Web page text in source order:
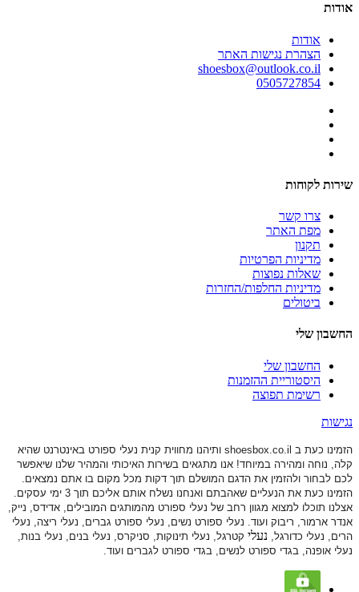
אודות
אודות
הצהרת נגישות האתר
shoesbox@outlook.co.il
0505727854
שירות לקוחות
צרו קשר
מפת האתר
תקנון
מדיניות הפרטיות
שאלות נפוצות
מדיניות החלפות/החזרות
ביטולים
החשבון שלי
החשבון שלי
היסטוריית ההזמנות
רשימת תפוצה
נגישות
הזמינו כעת ב shoesbox.co.il ותיהנו מחווית קנית נעלי ספורט באינטרנט שהיא
קלה, נוחה ומהירה במיוחד! אנו מתגאים בשירות האיכותי והמהיר שלנו שיאפשר
לכם לבחור ולהזמין את הדגם המושלם תוך דקות מכל מקום בו אתם נמצאים.
הזמינו כעת את הנעליים שאהבתם ואנחנו נשלח אותם אליכם תוך 3 ימי עסקים.
אצלנו תוכלו למצוא מגוון רחב של נעלי ספורט מהמותגים המובילים, אדידס, נייק,
אנדר ארמור, ריבוק ועוד. נעלי ספורט נשים, נעלי ספורט גברים, נעלי ריצה, נעלי
הרים, נעלי כדורגל, נעלי קטרגל, נעלי תינוקות, סניקרס, נעלי בנים, נעלי בנות,
נעלי אופנה, בגדי ספורט לנשים, בגדי ספורט לגברים ועוד.